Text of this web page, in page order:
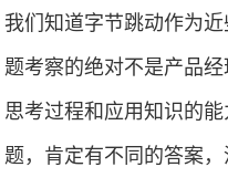
我们知道字节跳动作为
题考察的绝对不是产品
思考过程和应用知识的
题，肯定有不同的答案